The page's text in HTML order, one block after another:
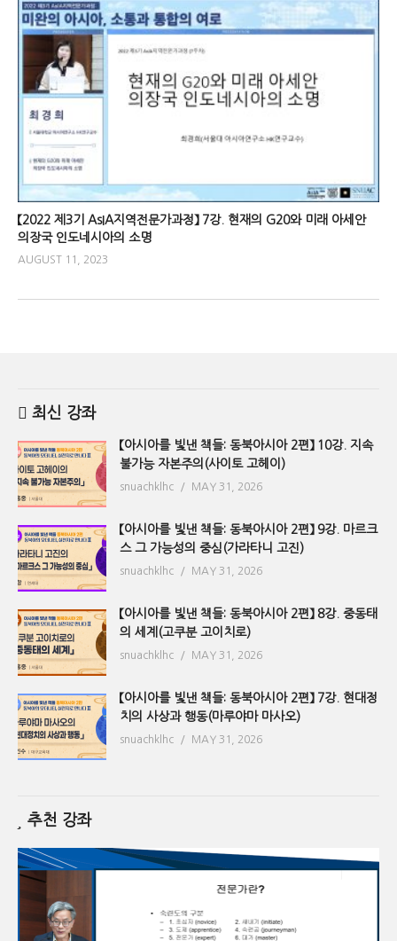
【2022 제3기 AsIA지역전문가과정】 7강. 현재의 G20와 미래 아세안
의장국 인도네시아의 소명
AUGUST 11, 2023
최신 강좌
【아시아를 빛낸 책들: 동북아시아 2편】 10강. 지속
불가능 자본주의(사이토 고헤이)
snuachklhc MAY 31, 2026
【아시아를 빛낸 책들: 동북아시아 2편】 9강. 마르크
스 그 가능성의 중심(가라타니 고진)
snuachklhc MAY 31, 2026
【아시아를 빛낸 책들: 동북아시아 2편】 8강. 중동태
의 세계(고쿠분 고이치로)
snuachklhc MAY 31, 2026
【아시아를 빛낸 책들: 동북아시아 2편】 7강. 현대정
치의 사상과 행동(마루야마 마사오)
snuachklhc MAY 31, 2026
추천 강좌